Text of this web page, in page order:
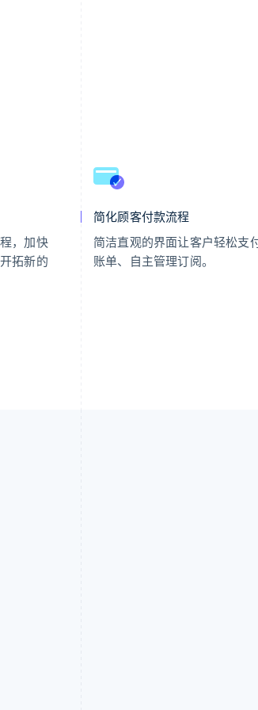
，加快
拓新的
简化顾客付款流程
简洁直观的界面让客户轻松支
账单、自主管理订阅。